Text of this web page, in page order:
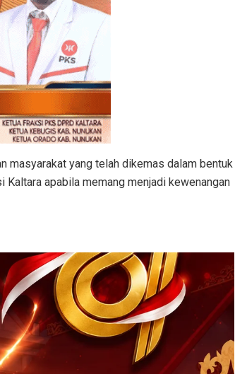
masyarakat yang telah dikemas dalam bentuk
apabila memang menjadi kewenangan